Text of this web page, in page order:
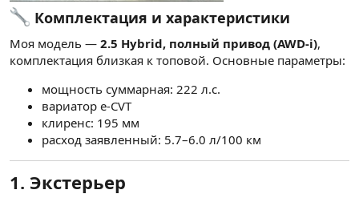
Комплектация и характеристики
Моя модель — 2.5 Hybrid, полный привод (AWD-i),
комплектация близкая к топовой. Основные параметры:
мощность суммарная: 222 л.с.
вариатор e-CVT
клиренс: 195 мм
расход заявленный: 5.7–6.0 л/100 км
1. Экстерьер